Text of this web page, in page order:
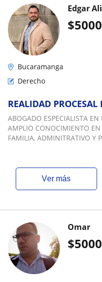
$5000
Edgar
Bucaramanga
Derecho
REALIDAD
ABOGADO ESPECIALISTA
AMPLIO CONOCIMIENTO EN
FAMILIA, ADMINITRATIVO Y
ver más
$5000
Omar